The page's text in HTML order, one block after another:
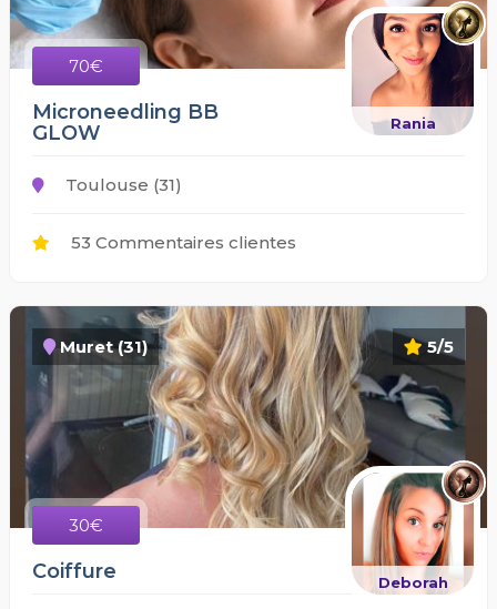
70€
Rania
Microneedling BB
GLOW
Toulouse (31)
53 Commentaires clientes
5/5
Muret (31)
30€
Deborah
Coiffure